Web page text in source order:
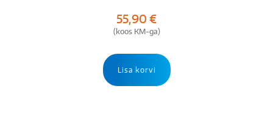
55,90 €
(koos KM-ga)
Lisa korvi